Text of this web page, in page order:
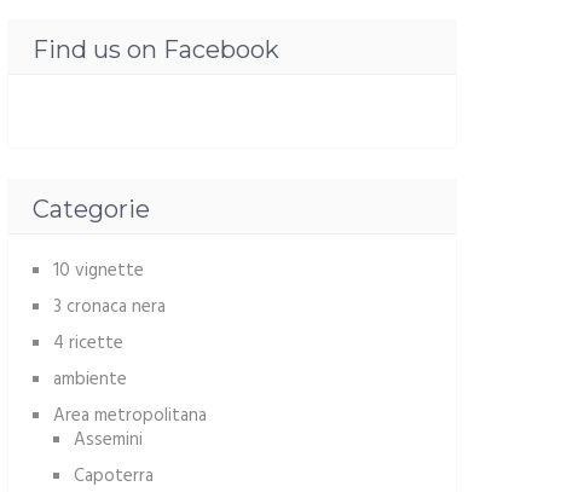
Find us on Facebook
Categorie
10 vignette
3 cronaca nera
4 ricette
ambiente
Area metropolitana
Assemini
Capoterra